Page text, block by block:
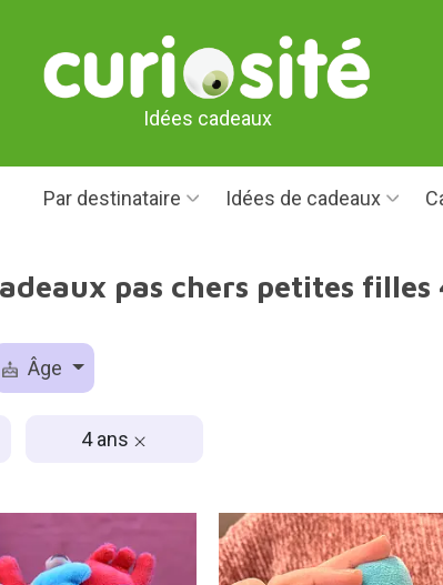
Idées cadeaux
Par destinataire Idées de cadeaux
pas chers petites filles
Âge
4 ans